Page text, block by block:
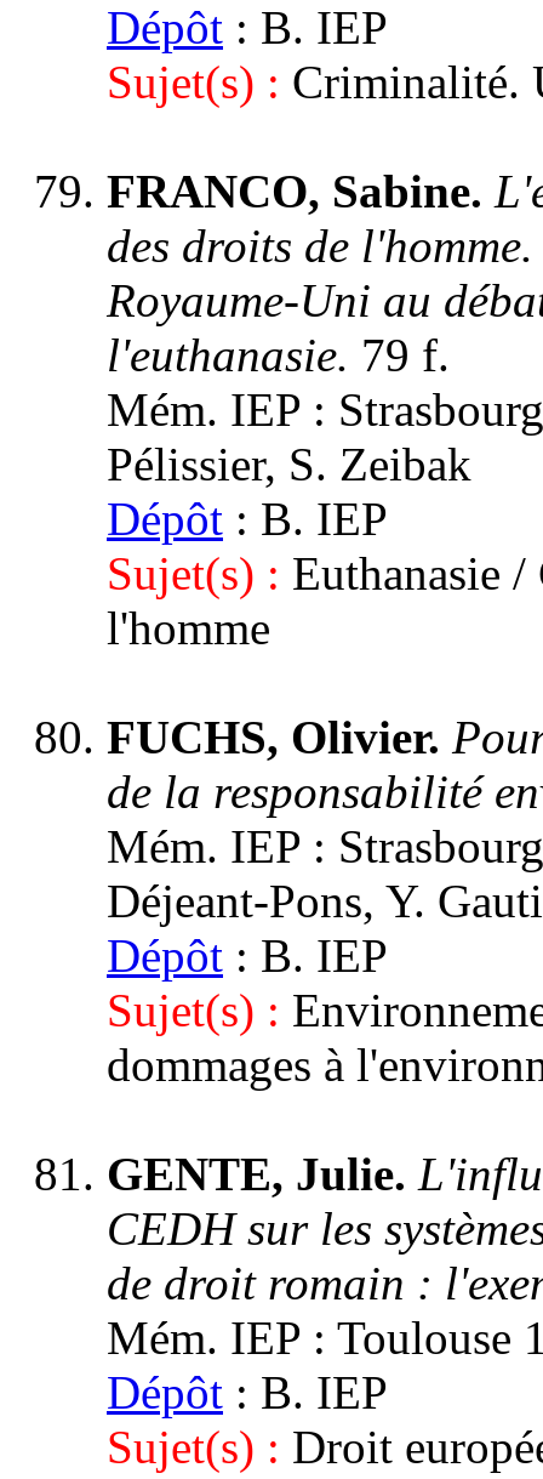
Dépôt : B. IEP
Sujet(s) : Criminalité.
FRANCO, Sabine.
des droits de
Royaume-Uni au
l'euthanasie. 79 f.
Mém. IEP :
Pélissier, S. Zeibak
Dépôt : B. IEP
Sujet(s) : Euthanasie /
l'homme
FUCHS, Olivier.
de la responsabilité
Mém. IEP :
Déjeant-Pons, Y.
Dépôt : B. IEP
Sujet(s) :
dommages à
GENTE, Julie.
CEDH sur les
de droit romain :
Mém. IEP : Toulouse
Dépôt : B. IEP
Sujet(s) : Droit